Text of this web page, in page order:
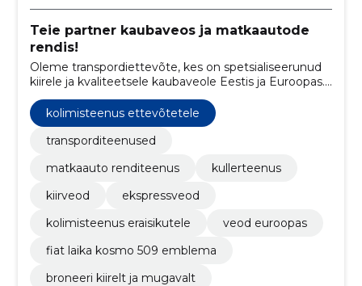
Teie partner kaubaveos ja matkaautode
rendis!
Oleme transpordiettevõte, kes on spetsialiseerunud
kiirele ja kvaliteetsele kaubaveole Eestis ja Euroopas.
Lisaks sellele pakume ka mugavat matkaautode
renditeenust.
kolimisteenus ettevõtetele
transporditeenused
matkaauto renditeenus
kullerteenus
kiirveod
ekspressveod
kolimisteenus eraisikutele
veod euroopas
fiat laika kosmo 509 emblema
broneeri kiirelt ja mugavalt